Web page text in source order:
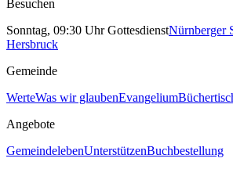
Besuchen
Sonntag, 09:30 Uhr GottesdienstNürnberger
Hersbruck
Gemeinde
WerteWas wir glaubenEvangelium
Angebote
GemeindelebenUnterstützenBuchbestellung